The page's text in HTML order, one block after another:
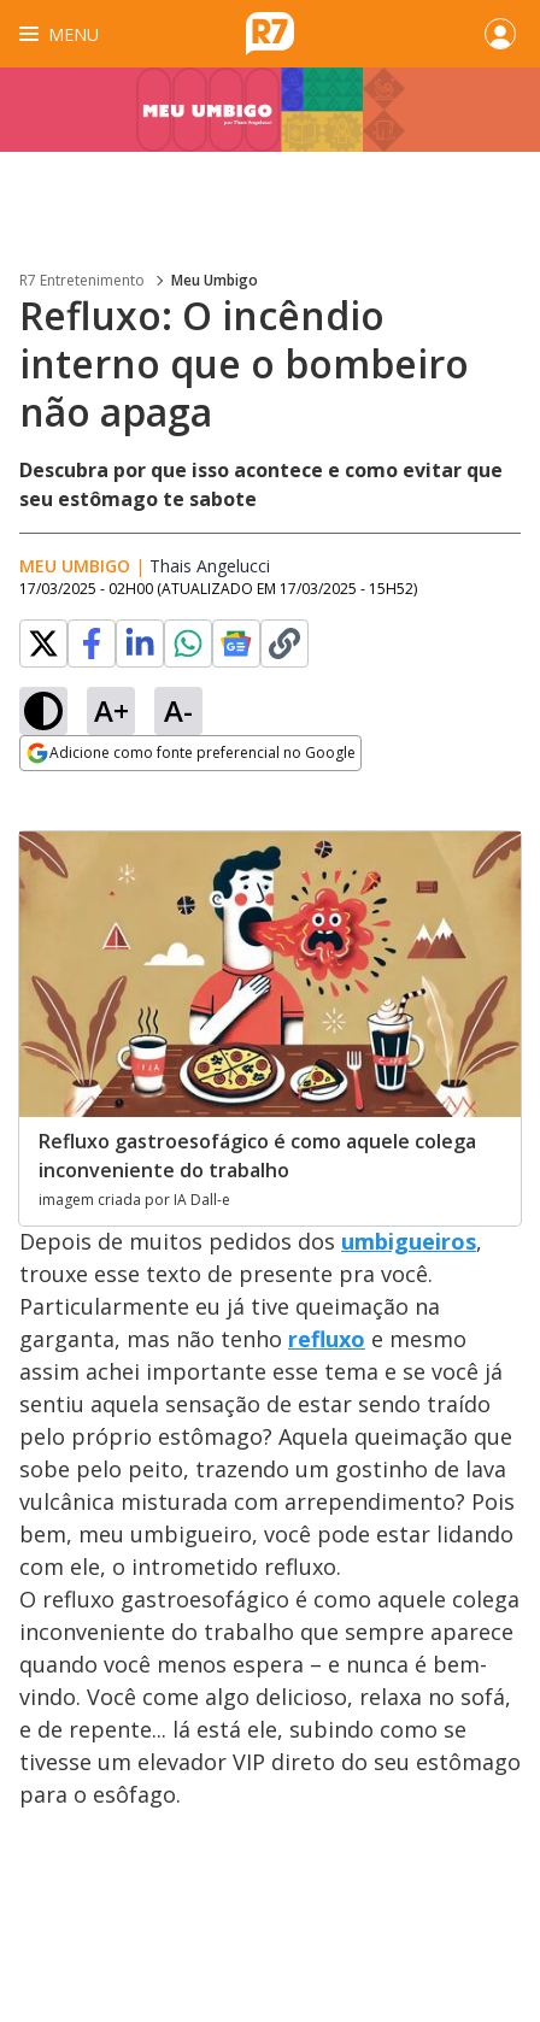
MENU
R7 Entretenimento Meu Umbigo
Refluxo: O incêndio
interno que o bombeiro
não apaga
Descubra por que isso acontece e como evitar que
seu estômago te sabote
MEU UMBIGO | Thais Angelucci
17/03/2025 - 02H00 (ATUALIZADO EM 17/03/2025 - 15H52)
A+ A-
Adicione como fonte preferencial no Google
Refluxo gastroesofágico é como aquele colega
inconveniente do trabalho
imagem criada por IA Dall-e
Depois de muitos pedidos dos umbigueiros,
trouxe esse texto de presente pra você.
Particularmente eu já tive queimação na
garganta, mas não tenho refluxo e mesmo
assim achei importante esse tema e se você já
sentiu aquela sensação de estar sendo traído
pelo próprio estômago? Aquela queimação que
sobe pelo peito, trazendo um gostinho de lava
vulcânica misturada com arrependimento? Pois
bem, meu umbigueiro, você pode estar lidando
com ele, o intrometido refluxo.
O refluxo gastroesofágico é como aquele colega
inconveniente do trabalho que sempre aparece
quando você menos espera – e nunca é bem-
vindo. Você come algo delicioso, relaxa no sofá,
e de repente... lá está ele, subindo como se
tivesse um elevador VIP direto do seu estômago
para o esôfago.